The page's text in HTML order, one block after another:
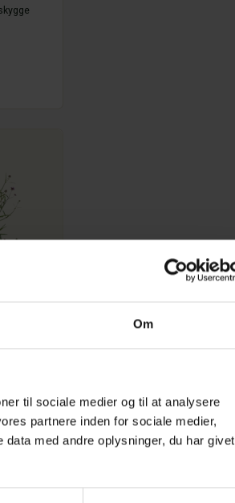
Om
til sociale medier og til at analysere
partnere inden for sociale medier,
med andre oplysninger, du har givet